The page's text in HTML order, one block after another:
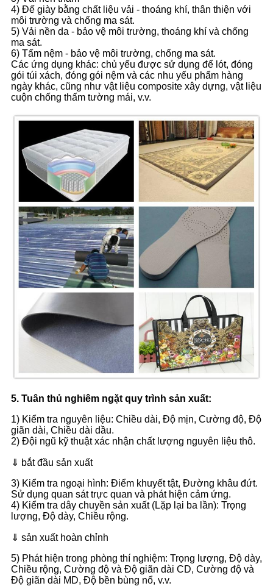
4) Đế giày bằng chất liệu vải - thoáng khí, thân thiện với
môi trường và chống ma sát.
5) Vải nền da - bảo vệ môi trường, thoáng khí và chống
ma sát.
6) Tấm nệm - bảo vệ môi trường, chống ma sát.
Các ứng dụng khác: chủ yếu được sử dụng để lót, đóng
gói túi xách, đóng gói nệm và các nhu yếu phẩm hàng
ngày khác, cũng như vật liệu composite xây dựng, vật liệu
cuộn chống thấm tường mái, v.v.
5. Tuân thủ nghiêm ngặt quy trình sản xuất:
1) Kiểm tra nguyên liệu: Chiều dài, Độ mịn, Cường độ, Độ
giãn dài, Chiều dài dầu.
2) Đội ngũ kỹ thuật xác nhận chất lượng nguyên liệu thô.
⇓ bắt đầu sản xuất
3) Kiểm tra ngoại hình: Điểm khuyết tật, Đường khâu đứt.
Sử dụng quan sát trực quan và phát hiện cảm ứng.
4) Kiểm tra dây chuyền sản xuất (Lặp lại ba lần): Trọng
lượng, Độ dày, Chiều rộng.
⇓ sản xuất hoàn chỉnh
5) Phát hiện trong phòng thí nghiệm: Trọng lượng, Độ dày,
Chiều rộng, Cường độ và Độ giãn dài CD, Cường độ và
Độ giãn dài MD, Độ bền bùng nổ, v.v.